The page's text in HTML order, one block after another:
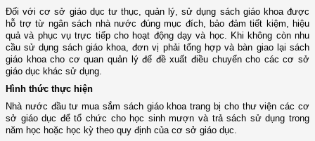
Đối với cơ sở giáo dục tư thục, quản lý, sử dụng sách giáo khoa được
hỗ trợ từ ngân sách nhà nước đúng mục đích, bảo đảm tiết kiệm, hiệu
quả và phục vụ trực tiếp cho hoạt động dạy và học. Khi không còn nhu
cầu sử dụng sách giáo khoa, đơn vị phải tổng hợp và bàn giao lại sách
giáo khoa cho cơ quan quản lý để đề xuất điều chuyển cho các cơ sở
giáo dục khác sử dụng.
Hình thức thực hiện
Nhà nước đầu tư mua sắm sách giáo khoa trang bị cho thư viện các cơ
sở giáo dục để tổ chức cho học sinh mượn và trả sách sử dụng trong
năm học hoặc học kỳ theo quy định của cơ sở giáo dục.